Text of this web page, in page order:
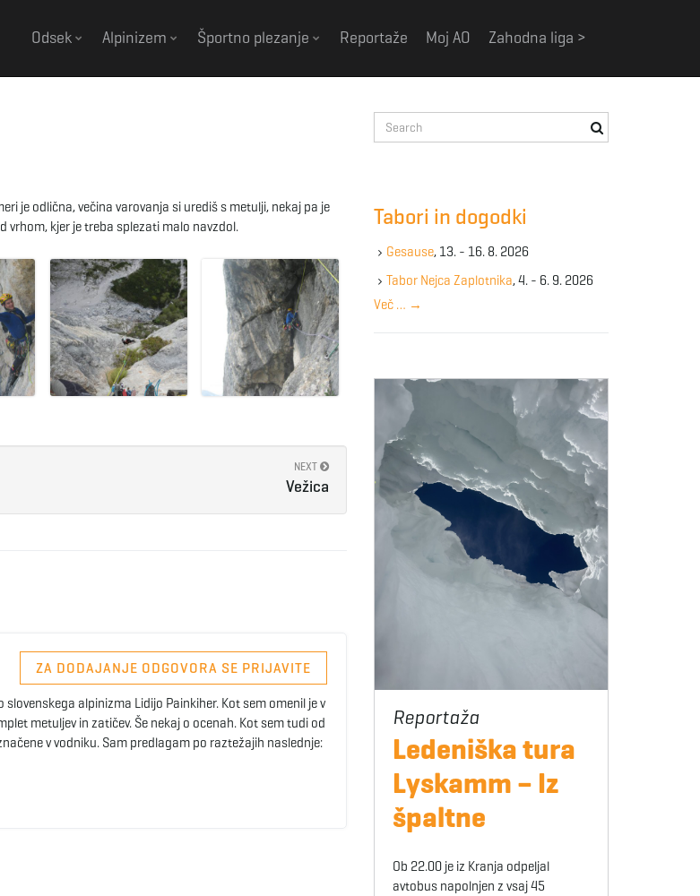
Odsek Alpinizem Športno plezanje Reportaže Moj AO Zahodna liga >
je odlična, večina varovanja si urediš s metulji, nekaj pa je
vrhom, kjer je treba splezati malo navzdol.
NEXT
Vežica
ZA DODAJANJE ODGOVORA SE PRIJAVITE
alpinizma Lidijo Painkiher. Kot sem omenil je v
metuljev in zatičev. Še nekaj o ocenah. Kot sem tudi od
v vodniku. Sam predlagam po raztežajih naslednje:
e
e
y
w
r
Tabori in dogodki
Gesause, 13. - 16. 8. 2026
Tabor Nejca Zaplotnika, 4. - 6. 9. 2026
Več … →
Ledeniška tura
Lyskamm – Iz
špaltne
Ob 22.00 je iz Kranja odpeljal
avtobus napolnjen z vsaj 45